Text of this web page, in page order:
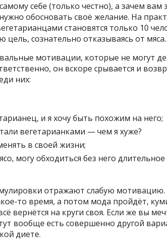
себе (только честно), а зачем
обосновать своё желание. На
становятся только 10
цель, сознательно отказываясь от мяса.
мотивации, которые не могут
он вскоре срывается и
них:
и я хочу быть похожим на него;
вегетарианками — чем я хуже?
в своей жизни;
могу обходиться без него
отражают слабую
то время, а потом мода пройдёт,
вернётся на круги своя. Если же вы
вообще есть совершенно другой
диете.